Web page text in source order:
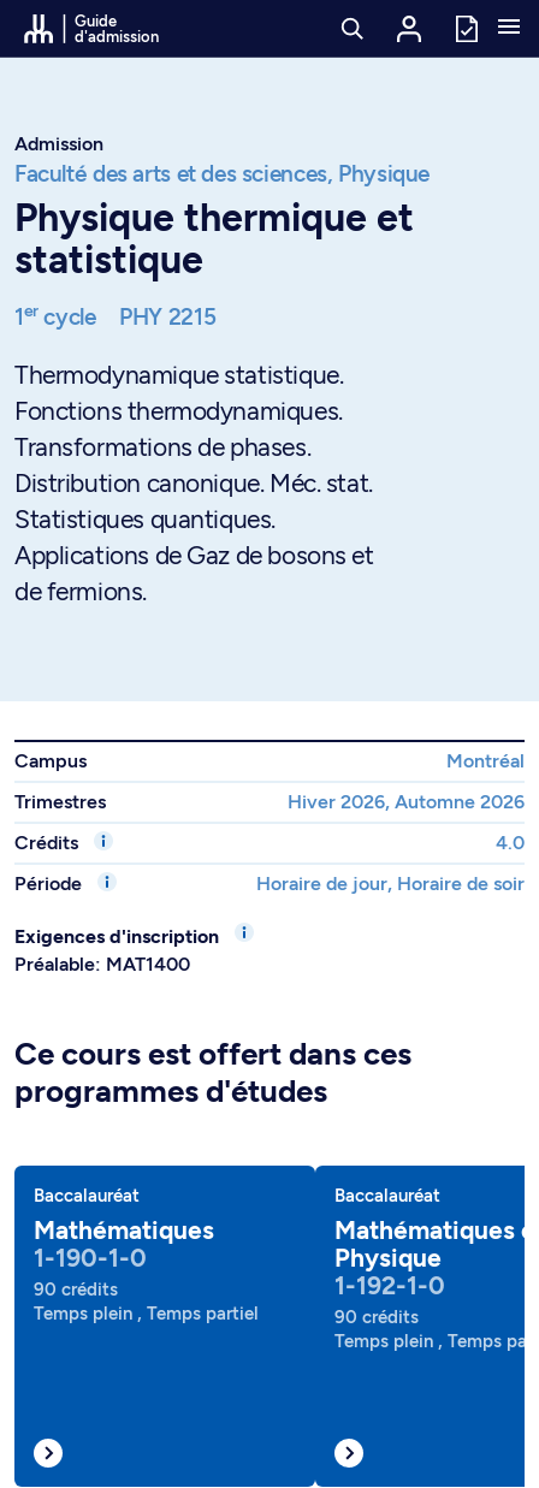
Passer au contenu
Guide
d'admission
Admission
Faculté des arts et des sciences, Physique
Physique thermique et
statistique
1ercycle PHY 2215
Thermodynamique statistique.
Fonctions thermodynamiques.
Transformations de phases.
Distribution canonique. Méc. stat.
Statistiques quantiques.
Applications de Gaz de bosons et
de fermions.
Campus
Montréal
Trimestres
Hiver 2026, Automne 2026
Crédits
4.0
Période
Horaire de jour, Horaire de soir
Exigences d'inscription
Préalable: MAT1400
Ce cours est offert dans ces
programmes d'études
Baccalauréat
Mathématiques
1-190-1-0
90 crédits
Temps plein , Temps partiel
Baccalauréat
Mathématiques
Physique
1-192-1-0
90 crédits
Temps plein , Temps